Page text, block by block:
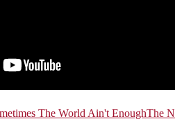
The World Ain't EnoughThe